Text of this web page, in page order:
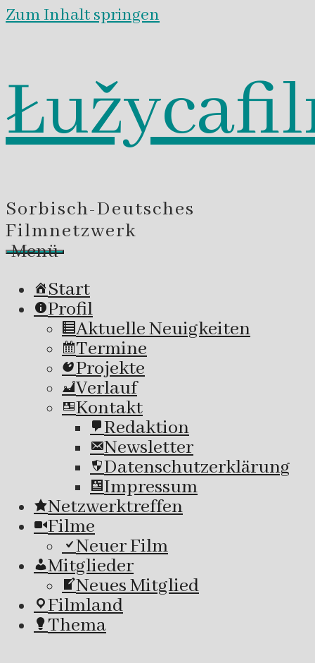
Zum Inhalt springen
Sorbisch-Deutsches
Filmnetzwerk
Menü
Start
Profil
Aktuelle Neuigkeiten
Termine
Projekte
Verlauf
Kontakt
Redaktion
Newsletter
Datenschutzerklärung
Impressum
Netzwerktreffen
Filme
Neuer Film
Mitglieder
Neues Mitglied
Filmland
Thema